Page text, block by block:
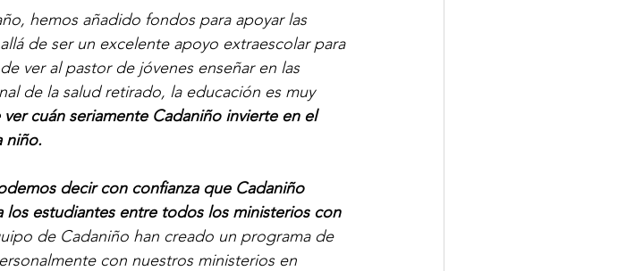
hemos añadido fondos para apoyar las
de ser un excelente apoyo extraescolar para
ver al pastor de jóvenes enseñar en las
de la salud retirado, la educación es muy
cuán seriamente Cadaniño invierte en el
niño.
decir con confianza que Cadaniño
los estudiantes entre todos los ministerios con
de Cadaniño han creado un programa de
con nuestros ministerios en